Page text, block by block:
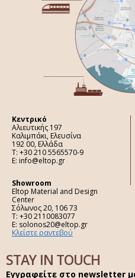
Κεντρικό
Αλιευτικής 197
Καλιμπάκι, Ελευσίνα
192 00, Ελλάδα
Τ: +30 210 5565570-9
E: info@eltop.gr
Showroom
Eltop Material and Design
Center
Σόλωνος 20, 106 73
Τ: +30 2110083077
E: solonos20@eltop.gr
Κλείστε ραντεβού
STAY IN TOUCH
Εγγραφείτε στο newsletter